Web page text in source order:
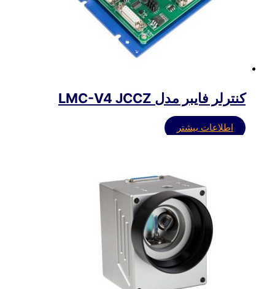
کنترلر فایبر مدل LMC-V4 JCCZ
اطلاعات بیشتر